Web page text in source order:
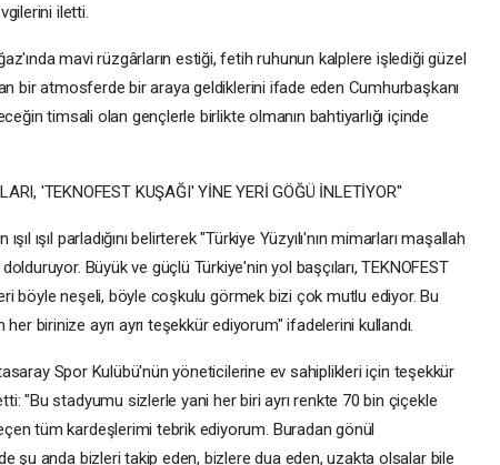
iletti.
mavi rüzgârların estiği, fetih ruhunun kalplere işlediği güzel
bir atmosferde bir araya geldiklerini ifade eden Cumhurbaşkanı
timsali olan gençlerle birlikte olmanın bahtiyarlığı içinde
'TEKNOFEST KUŞAĞI' YİNE YERİ GÖĞÜ İNLETİYOR"
ışıl parladığını belirterek "Türkiye Yüzyılı'nın mimarları maşallah
Büyük ve güçlü Türkiye'nin yol başçıları, TEKNOFEST
böyle neşeli, böyle coşkulu görmek bizi çok mutlu ediyor. Bu
birinize ayrı ayrı teşekkür ediyorum" ifadelerini kullandı.
Spor Kulübü'nün yöneticilerine ev sahiplikleri için teşekkür
"Bu stadyumu sizlerle yani her biri ayrı renkte 70 bin çiçekle
tüm kardeşlerimi tebrik ediyorum. Buradan gönül
şu anda bizleri takip eden, bizlere dua eden, uzakta olsalar bile